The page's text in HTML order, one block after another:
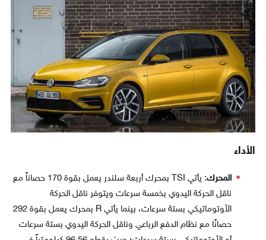
الأداء
المحرك
: يأتي TSI بمحرك أربعة سلندر يعمل بقوة 170 حصاناً مع
ناقل الحركة اليدوي بخمسة سرعات ويتوفر ناقل الحركة
الأوتوماتيكي بستة سرعات، بينما يأتي R بمحرك يعمل بقوة 292
حصانًا مع نظام الدفع الرباعي وناقل الحركة اليدوي بستة سرعات